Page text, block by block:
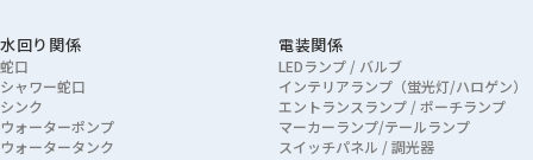
水回り関係
蛇口
シャワー蛇口
シンク
ウォーターポンプ
ウォータータンク
電装関係
LEDランプ / バルブ
インテリアランプ（蛍光灯/ハロゲン）
エントランスランプ / ポーチランプ
マーカーランプ/テールランプ
スイッチパネル / 調光器